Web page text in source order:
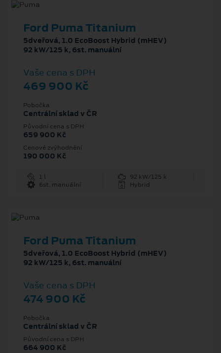
Ford Puma Titanium
5dveřová, 1.0 EcoBoost Hybrid (mHEV)
92 kW/125 k, 6st. manuální
Vaše cena s DPH
469 900 Kč
Pobočka
Centrální sklad v ČR
Původní cena s DPH
659 900 Kč
Cenové zvýhodnění
190 000 Kč
1 l
92 kW/125 k
6st. manuální
Hybrid
Ford Puma Titanium
5dveřová, 1.0 EcoBoost Hybrid (mHEV)
92 kW/125 k, 6st. manuální
Vaše cena s DPH
474 900 Kč
Pobočka
Centrální sklad v ČR
Původní cena s DPH
664 900 Kč